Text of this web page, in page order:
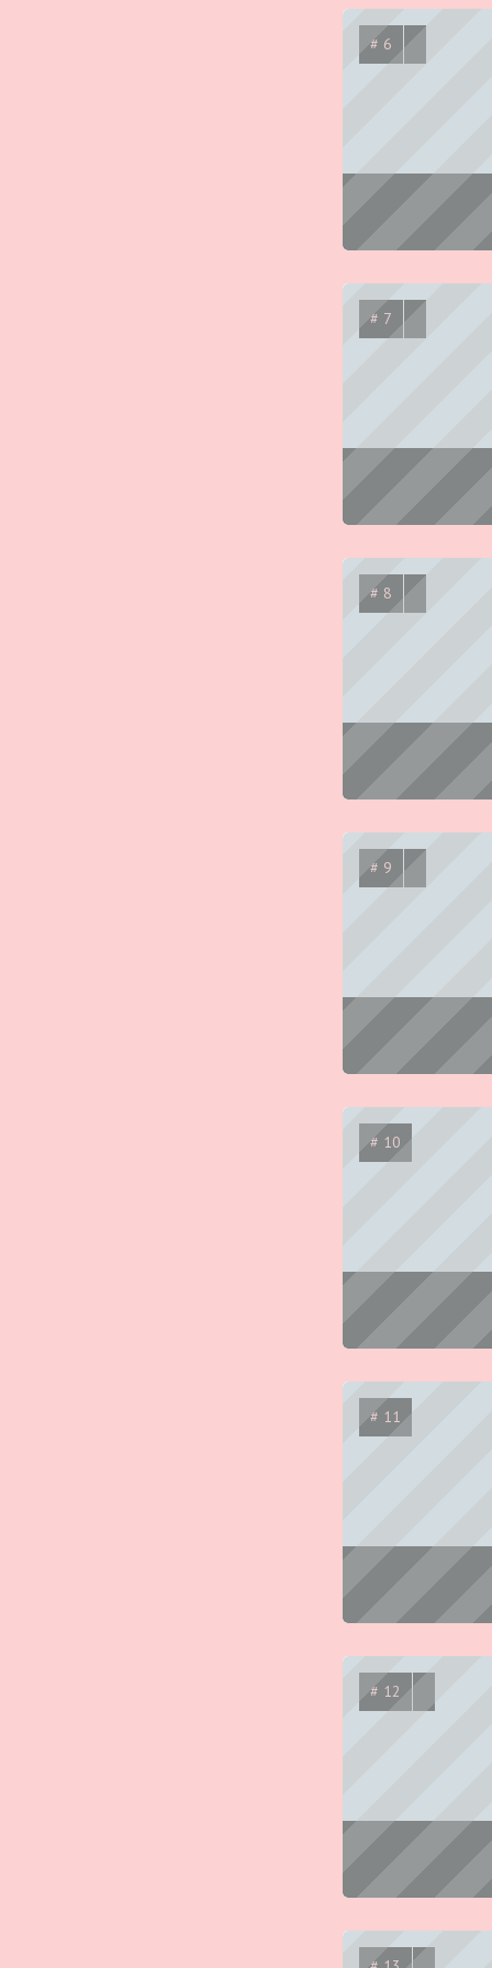
# 6
# 7
# 8
# 9
# 10
# 11
# 12